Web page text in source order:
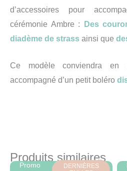
d’accessoires pour
cérémonie Ambre :
Des
diadème de strass ainsi que
Ce modèle conviendra
accompagné d’un petit boléro
Produits similaires
Promo